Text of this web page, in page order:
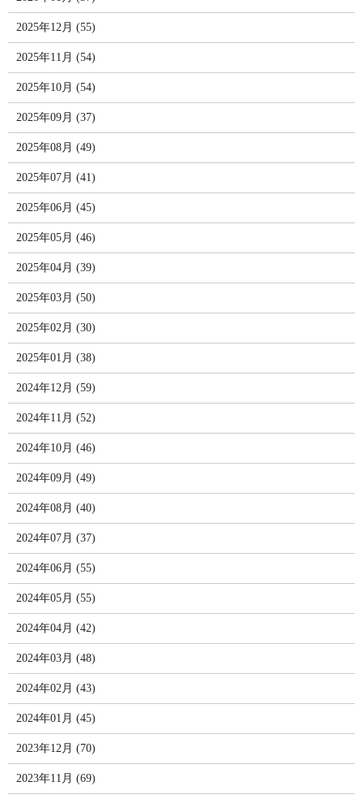
2025年12月 (55)
2025年11月 (54)
2025年10月 (54)
2025年09月 (37)
2025年08月 (49)
2025年07月 (41)
2025年06月 (45)
2025年05月 (46)
2025年04月 (39)
2025年03月 (50)
2025年02月 (30)
2025年01月 (38)
2024年12月 (59)
2024年11月 (52)
2024年10月 (46)
2024年09月 (49)
2024年08月 (40)
2024年07月 (37)
2024年06月 (55)
2024年05月 (55)
2024年04月 (42)
2024年03月 (48)
2024年02月 (43)
2024年01月 (45)
2023年12月 (70)
2023年11月 (69)